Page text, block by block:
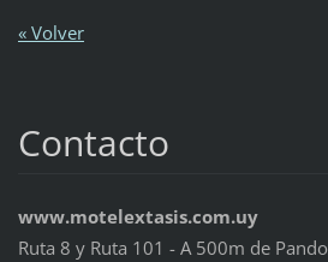
« Volver
Contacto
www.motelextasis.com.uy
Ruta 8 y Ruta 101 - A 500m de Pando